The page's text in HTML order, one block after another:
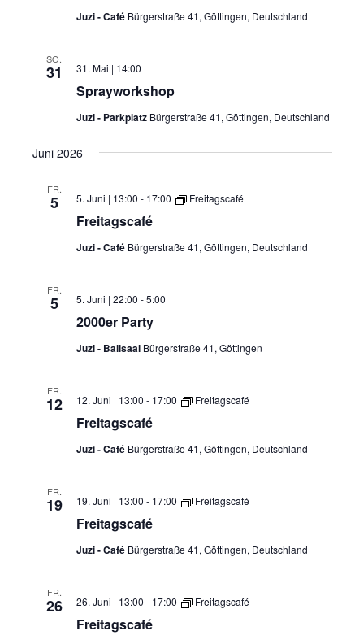
Juzi - Café Bürgerstraße 41, Göttingen, Deutschland
SO.
31
Sprayworkshop
31. Mai | 14:00
Juzi - Parkplatz Bürgerstraße 41, Göttingen, Deutschland
Juni 2026
FR.
5
Freitagscafé
5. Juni | 13:00 - 17:00 Freitagscafé
Juzi - Café Bürgerstraße 41, Göttingen, Deutschland
FR.
5
2000er Party
5. Juni | 22:00 -5:00
Juzi - Ballsaal Bürgerstraße 41, Göttingen
FR.
12
Freitagscafé
12. Juni | 13:00 - 17:00 Freitagscafé
Juzi - Café Bürgerstraße 41, Göttingen, Deutschland
FR.
19
Freitagscafé
19. Juni | 13:00 - 17:00 Freitagscafé
Juzi - Café Bürgerstraße 41, Göttingen, Deutschland
FR.
26
Freitagscafé
26. Juni | 13:00 - 17:00 Freitagscafé